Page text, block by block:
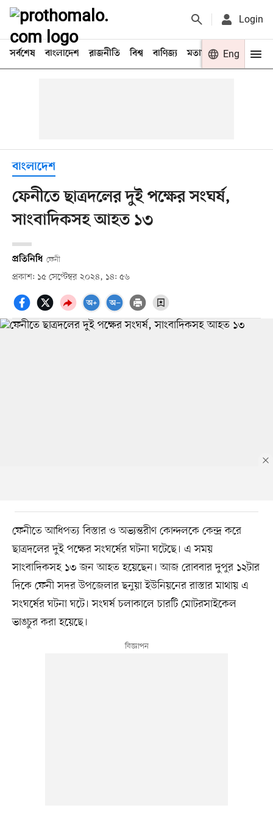
Login
সর্বশেষ বাংলাদেশ রাজনীতি বিশ্ব বাণিজ্য মতামত খেলা
Eng
বাংলাদেশ
ফেনীতে ছাত্রদলের দুই পক্ষের সংঘর্ষ,
সাংবাদিকসহ আহত ১৩
প্রতিনিধি ফেনী
প্রকাশ: ১৫ সেপ্টেম্বর ২০২৪, ১৪: ৫৬
ফেনীতে আধিপত্য বিস্তার ও অভ্যন্তরীণ কোন্দলকে কেন্দ্র করে
ছাত্রদলের দুই পক্ষের সংঘর্ষের ঘটনা ঘটেছে। এ সময়
সাংবাদিকসহ ১৩ জন আহত হয়েছেন। আজ রোববার দুপুর ১২টার
দিকে ফেনী সদর উপজেলার ছনুয়া ইউনিয়নের রাস্তার মাথায় এ
সংঘর্ষের ঘটনা ঘটে। সংঘর্ষ চলাকালে চারটি মোটরসাইকেল
ভাঙচুর করা হয়েছে।